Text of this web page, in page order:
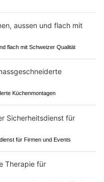
flach mit Schweizer Qualität
Küchenmontagen
für Firmen und Events